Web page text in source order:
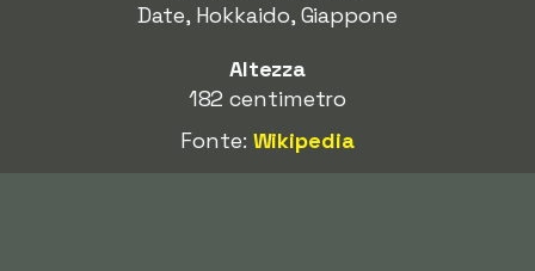
Date, Hokkaido, Giappone
Altezza
182 centimetro
Fonte: Wikipedia